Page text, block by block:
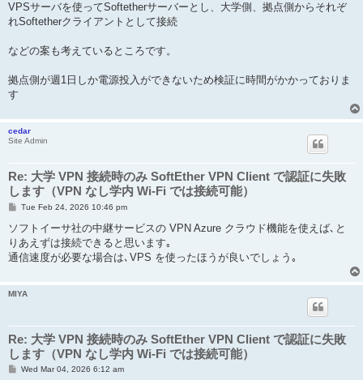
VPSサーバを使ってSoftetherサーバーとし、大学側、拠点側からそれぞ
れSoftetherクライアントとして接続
などの案も考えているところです。
拠点側が週1日しか電源投入ができないため検証に時間がかかっておりま
す
cedar
Site Admin
Re: 大学 VPN 接続時のみ SoftEther VPN Client で認証に失敗
します（VPN なし学内 Wi-Fi では接続可能）
P
s
Tue Feb 24, 2026 10:46 pm
ソフトイーサ社の中継サービスの VPN Azure クラウド機能を使えば､と
りあえずは接続できると思います｡
通信速度が必要な場合は､VPS を使ったほうが良いでしょう｡
MIYA
Re: 大学 VPN 接続時のみ SoftEther VPN Client で認証に失敗
します（VPN なし学内 Wi-Fi では接続可能）
PWed Mar 04, 2026 6:12 am